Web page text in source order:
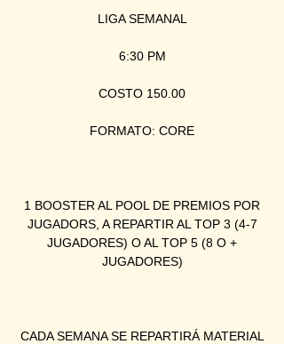
LIGA SEMANAL
6:30 PM
COSTO 150.00
FORMATO: CORE
1 BOOSTER AL POOL DE PREMIOS POR
JUGADORS, A REPARTIR AL TOP 3 (4-7
JUGADORES) O AL TOP 5 (8 O +
JUGADORES)
CADA SEMANA SE REPARTIRÁ MATERIAL